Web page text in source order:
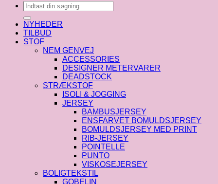
Søg
efter:
NYHEDER
TILBUD
STOF
NEM GENVEJ
ACCESSORIES
DESIGNER METERVARER
DEADSTOCK
STRÆKSTOF
ISOLI & JOGGING
JERSEY
BAMBUSJERSEY
ENSFARVET BOMULDSJERSEY
BOMULDSJERSEY MED PRINT
RIB-JERSEY
POINTELLE
PUNTO
VISKOSEJERSEY
BOLIGTEKSTIL
GOBELIN